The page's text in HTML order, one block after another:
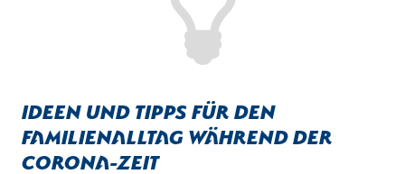
Ideen und Tipps für den
Familienalltag während der
Corona-Zeit